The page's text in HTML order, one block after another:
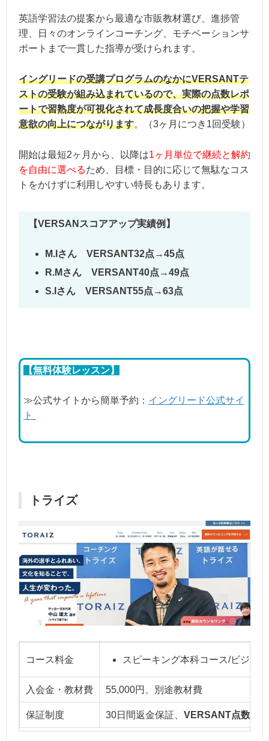
英語学習法の提案から最適な市販教材選び、進捗管
理、日々のオンラインコーチング、モチベーションサ
ポートまで一貫した指導が受けられます。
イングリードの受講プログラムのなかにVERSANTテ
ストの受験が組み込まれているので、実際の点数レポ
ートで習熟度が可視化されて成長度合いの把握や学習
意欲の向上につながります。（3ヶ月につき1回受験）
開始は最短2ヶ月から、以降は1ヶ月単位で継続と解約
を自由に選べるため、目標・目的に応じて無駄なコス
トをかけずに利用しやすい特長もあります。
【VERSANスコアアップ実績例】
M.Iさん VERSANT32点→45点
R.Mさん VERSANT40点→49点
S.Iさん VERSANT55点→63点
【無料体験レッスン】
≫公式サイトから簡単予約： イングリード公式サイ
ト
トライズ
コース料金 スピーキング本科コース/ビジネ
入会金・教材費 55,000円、別途教材費
保証制度 30日間返金保証、 VERSANT点数保証